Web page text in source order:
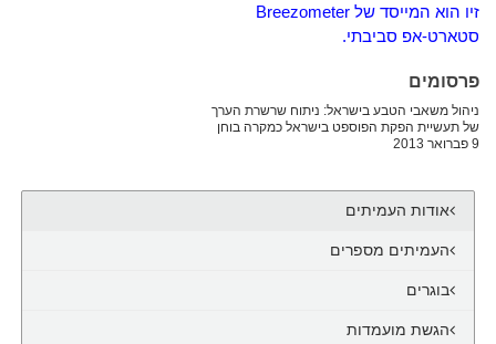
זיו הוא המייסד של Breezometer
סטארט-אפ סביבתי.
פרסומים
ניהול משאבי הטבע בישראל: ניתוח שרשרת הערך
של תעשיית הפקת הפוספט בישראל כמקרה בוחן
9 פברואר 2013
אודות העמיתים
העמיתים מספרים
בוגרים
הגשת מועמדות